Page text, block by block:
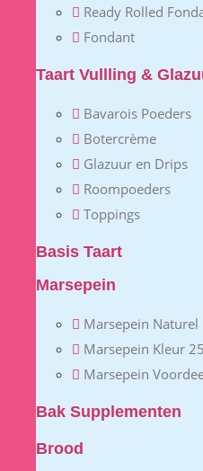
Ready Rolled
Fondant
Taart Vullling &
Bavarois Poeders
Botercrème
Glazuur en Drips
Roompoeders
Toppings
Basis Taart
Marsepein
Marsepein Naturel
Marsepein Kleur
Marsepein
Bak Supplementen
Brood